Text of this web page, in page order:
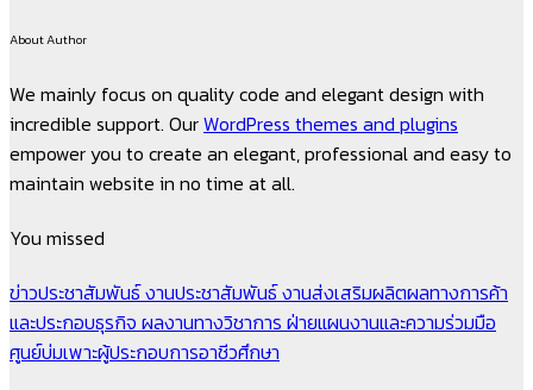
About Author
We mainly focus on quality code and elegant design with
incredible support. OurWordPress themes and plugins
empower you to create an elegant, professional and easy to
maintain website in no time at all.
You missed
ข่าวประชาสัมพันธ์งานประชาสัมพันธ์งานส่งเสริมผลิตผลทางการค้า
และประกอบธุรกิจ ผลงานทางวิชาการ ฝ่ายแผนงานและความร่วมมือ
ศูนย์บ่มเพาะผู้ประกอบการอาชีวศึกษา